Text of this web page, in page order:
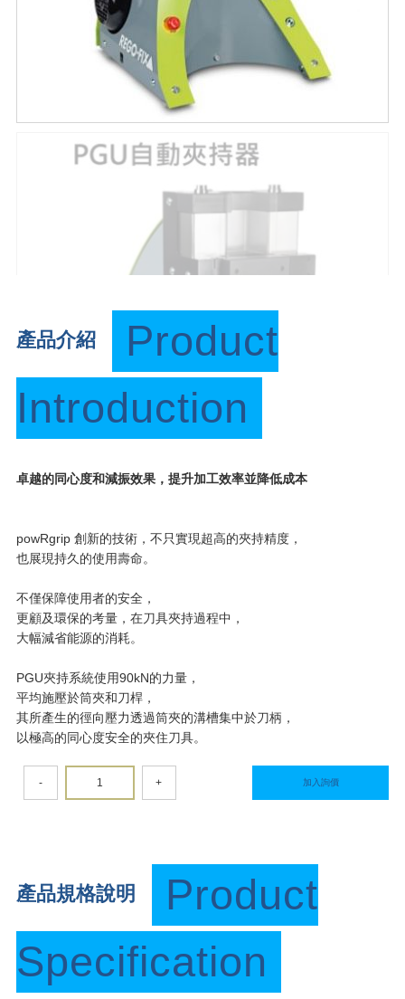
產品介紹
Product
Introduction
卓越的同心度和減振效果，提升加工效率並降低成本
powRgrip 創新的技術，不只實現超高的夾持精度，
也展現持久的使用壽命。
不僅保障使用者的安全，
更顧及環保的考量，在刀具夾持過程中，
大幅減省能源的消耗。
PGU夾持系統使用90kN的力量，
平均施壓於筒夾和刀桿，
其所產生的徑向壓力透過筒夾的溝槽集中於刀柄，
以極高的同心度安全的夾住刀具。
- + 加入詢價
產品規格說明
Product
Specification